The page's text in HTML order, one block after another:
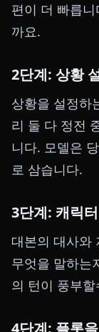
편이 더 빠릅
까요.
2단계: 상황
상황을 설정하
리 둘 다 정전
니다. 모델은
로 삼습니다.
3단계: 캐릭
대본의 대사와
무엇을 말하는
의 턴이 풍부